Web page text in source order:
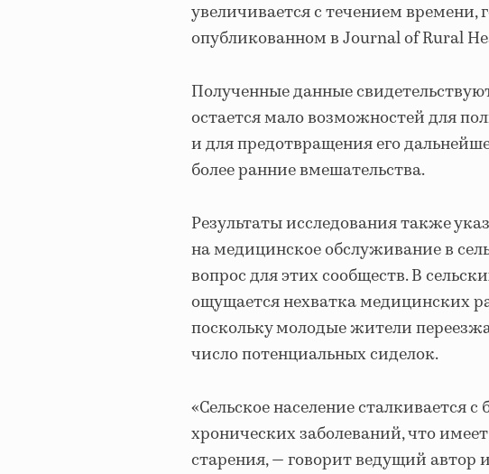
увеличивается с течением времени,
опубликованном в Journal of Rural
Полученные данные
остается мало возможностей для
и для предотвращения его
более ранние вмешательства.
Результаты исследования также
на медицинское обслуживание в
вопрос для этих сообществ. В
ощущается нехватка медицинских
поскольку молодые жители
число потенциальных сиделок.
«Сельское население сталкивается
хронических заболеваний, что
старения, — говорит ведущий автор